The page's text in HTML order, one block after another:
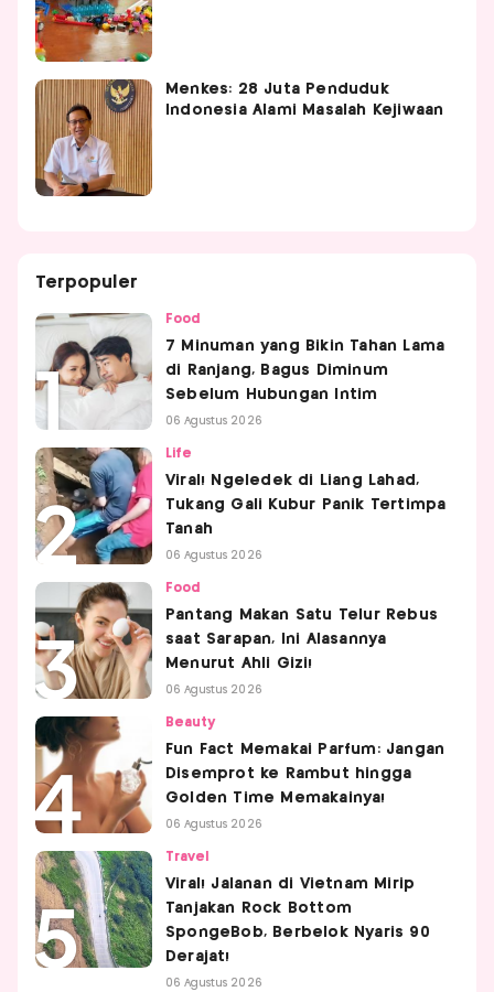
Menkes: 28 Juta Penduduk
Indonesia Alami Masalah Kejiwaan
Terpopuler
Food
7 Minuman yang Bikin Tahan Lama
di Ranjang, Bagus Diminum
Sebelum Hubungan Intim
06 Agustus 2026
Life
Viral! Ngeledek di Liang Lahad,
Tukang Gali Kubur Panik Tertimpa
Tanah
06 Agustus 2026
Food
Pantang Makan Satu Telur Rebus
saat Sarapan, Ini Alasannya
Menurut Ahli Gizi!
06 Agustus 2026
Beauty
Fun Fact Memakai Parfum: Jangan
Disemprot ke Rambut hingga
Golden Time Memakainya!
06 Agustus 2026
Travel
Viral! Jalanan di Vietnam Mirip
Tanjakan Rock Bottom
SpongeBob, Berbelok Nyaris 90
Derajat!
06 Agustus 2026